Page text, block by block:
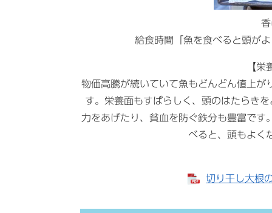
給食時間「魚を食べると頭が
【栄
物価高騰が続いていて魚もどんどん値上が
す。栄養面もすばらしく、頭のはたらき
力をあげたり、貧血を防ぐ鉄分も豊富です
べると、頭もよく
切り干し大根